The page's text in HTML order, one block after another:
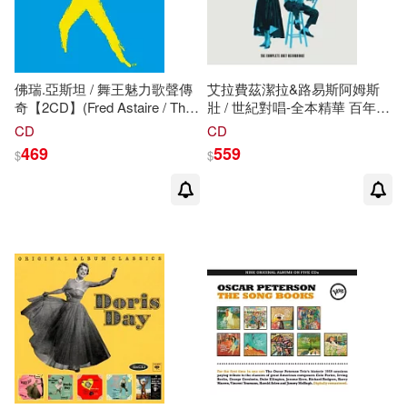
佛瑞.亞斯坦 / 舞王魅力歌聲傳
奇【2CD】(Fred Astaire / The
Astaire Story【2CD】)
CD
$469
艾拉費茲潔拉&路易斯阿姆斯
壯 / 世紀對唱-全本精華 百年全
球首發限量套裝典藏【4CD】
Armstrong / Cheek To Cheek :
CD
$559